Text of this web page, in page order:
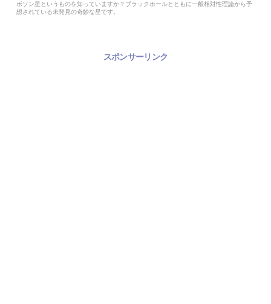
ボソン星というものを知っていますか？ブラックホールとともに一般相対性理論から予
想されている未発見の奇妙な星です。
スポンサーリンク